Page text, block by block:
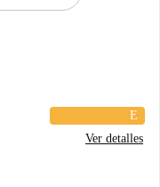
E
Ver detalles